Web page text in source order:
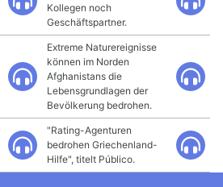
Kollegen noch
Geschäftspartner.
Extreme Naturereignisse
können im Norden
Afghanistans die
Lebensgrundlagen der
Bevölkerung bedrohen.
"Rating-Agenturen
bedrohen Griechenland-
Hilfe", titelt Público.